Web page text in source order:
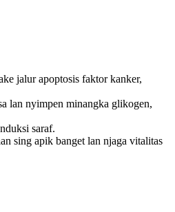
jalur apoptosis faktor kanker,
lan nyimpen minangka glikogen,
saraf.
sing apik banget lan njaga vitalitas